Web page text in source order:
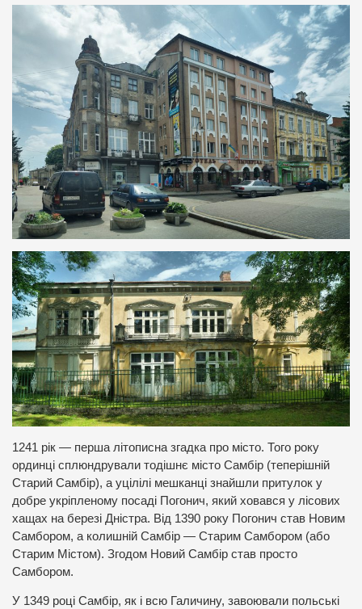
1241 рік — перша літописна згадка про місто. Того року
ординці сплюндрували тодішнє місто Самбір (теперішній
Старий Самбір), а уцілілі мешканці знайшли притулок у
добре укріпленому посаді Погонич, який ховався у лісових
хащах на березі Дністра. Від 1390 року Погонич став Новим
Самбором, а колишній Самбір — Старим Самбором (або
Старим Містом). Згодом Новий Самбір став просто
Самбором.
У 1349 році Самбір, як і всю Галичину, завоювали польські